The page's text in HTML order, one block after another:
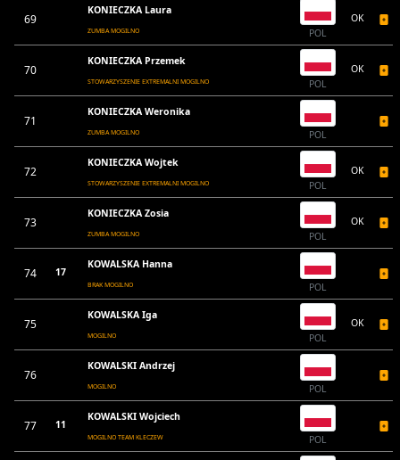
69
KONIECZKA Laura
ZUMBA MOGILNO POL
OK
70
KONIECZKA Przemek
STOWARZYSZENIE EXTREMALNI MOGILNO POL
OK
71
KONIECZKA Weronika
ZUMBA MOGILNO POL
72
KONIECZKA Wojtek
STOWARZYSZENIE EXTREMALNI MOGILNO POL
OK
73
KONIECZKA Zosia
ZUMBA MOGILNO POL
OK
74 17
KOWALSKA Hanna
BRAK MOGILNO POL
75
KOWALSKA Iga
MOGILNO POL
OK
76
KOWALSKI Andrzej
MOGILNO POL
77 11
KOWALSKI Wojciech
MOGILNO TEAM KLECZEW POL